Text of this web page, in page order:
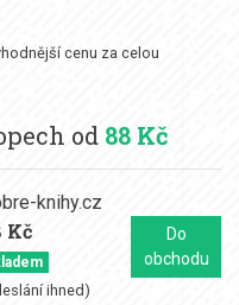
cenu za celou
od 88 Kč
knihy.cz
Kč
ihned)
Do
obchodu